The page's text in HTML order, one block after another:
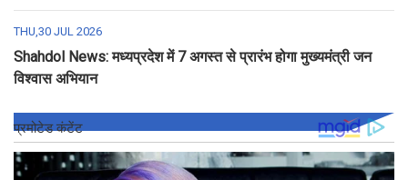
THU,30 JUL 2026
Shahdol News: मध्यप्रदेश में 7 अगस्त से प्रारंभ होगा मुख्यमंत्री जन
विश्वास अभियान